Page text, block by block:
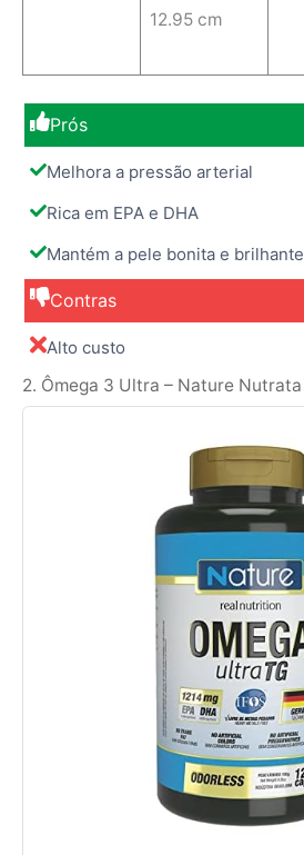
12.95 cm
Prós
Melhora a pressão arterial
Rica em EPA e DHA
Mantém a pele bonita e brilhante
Contras
Alto custo
2. Ômega 3 Ultra – Nature Nutrata